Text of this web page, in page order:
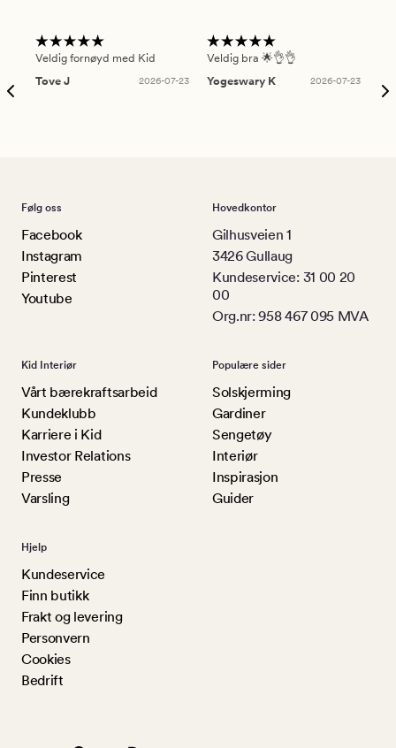
Veldig fornøyd med Kid
Tove J
2026-07-23
Veldig bra 🌟👌👌
Yogeswary K
2026-07-23
Følg oss
Facebook
Instagram
Pinterest
Youtube
Hovedkontor
Gilhusveien 1
3426 Gullaug
Kundeservice: 31 00 20
00
Org.nr: 958 467 095 MVA
Kid Interiør
Vårt bærekraftsarbeid
Kundeklubb
Karriere i Kid
Investor Relations
Presse
Varsling
Populære sider
Solskjerming
Gardiner
Sengetøy
Interiør
Inspirasjon
Guider
Hjelp
Kundeservice
Finn butikk
Frakt og levering
Personvern
Cookies
Bedrift